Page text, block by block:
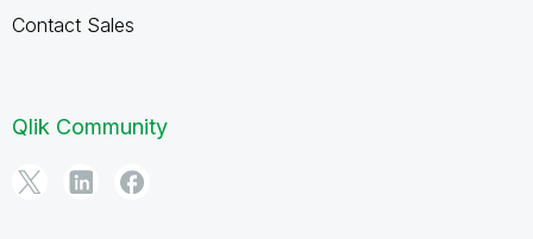
Contact Sales
Qlik Community